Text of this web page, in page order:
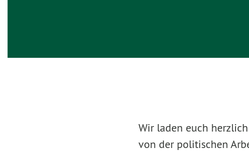
Wir laden euch
von der politischen